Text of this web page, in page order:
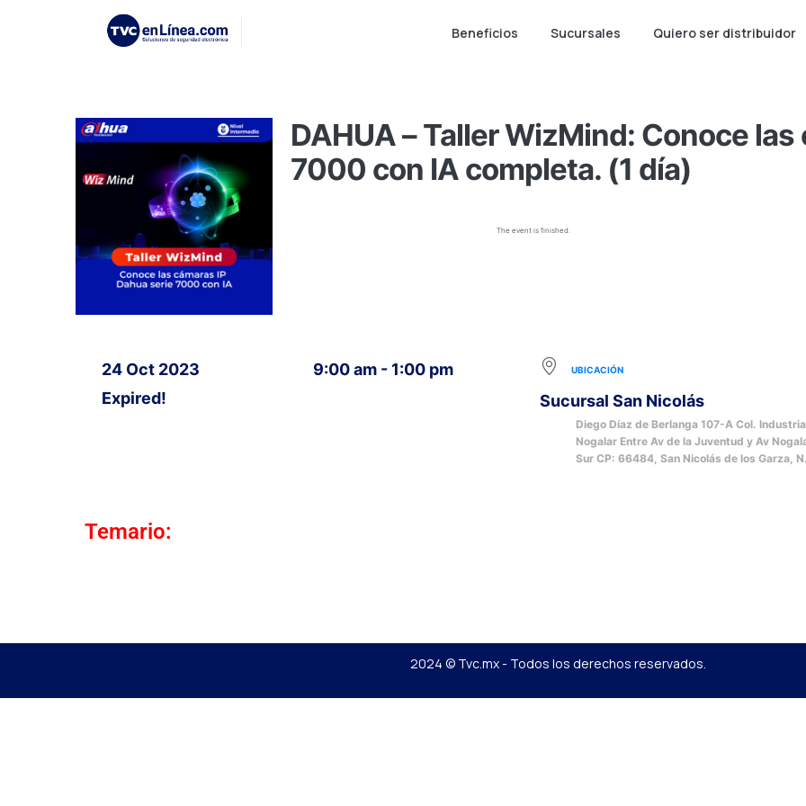
Beneficios Sucursales Quiero ser distribuidor
DAHUA – Taller WizMind: Conoce
7000 con IA completa. (1 día)
The event is finished.
24 Oct 2023
Expired!
9:00 am - 1:00 pm UBICACIÓN
Sucursal San Nicolás
Diego Díaz de Berlanga 107-A Col.
Nogalar Entre Av de la Juventud y Av
Sur CP: 66484, San Nicolás de los Garza,
Temario:
2024 © Tvc.mx - Todos los derechos reservados.